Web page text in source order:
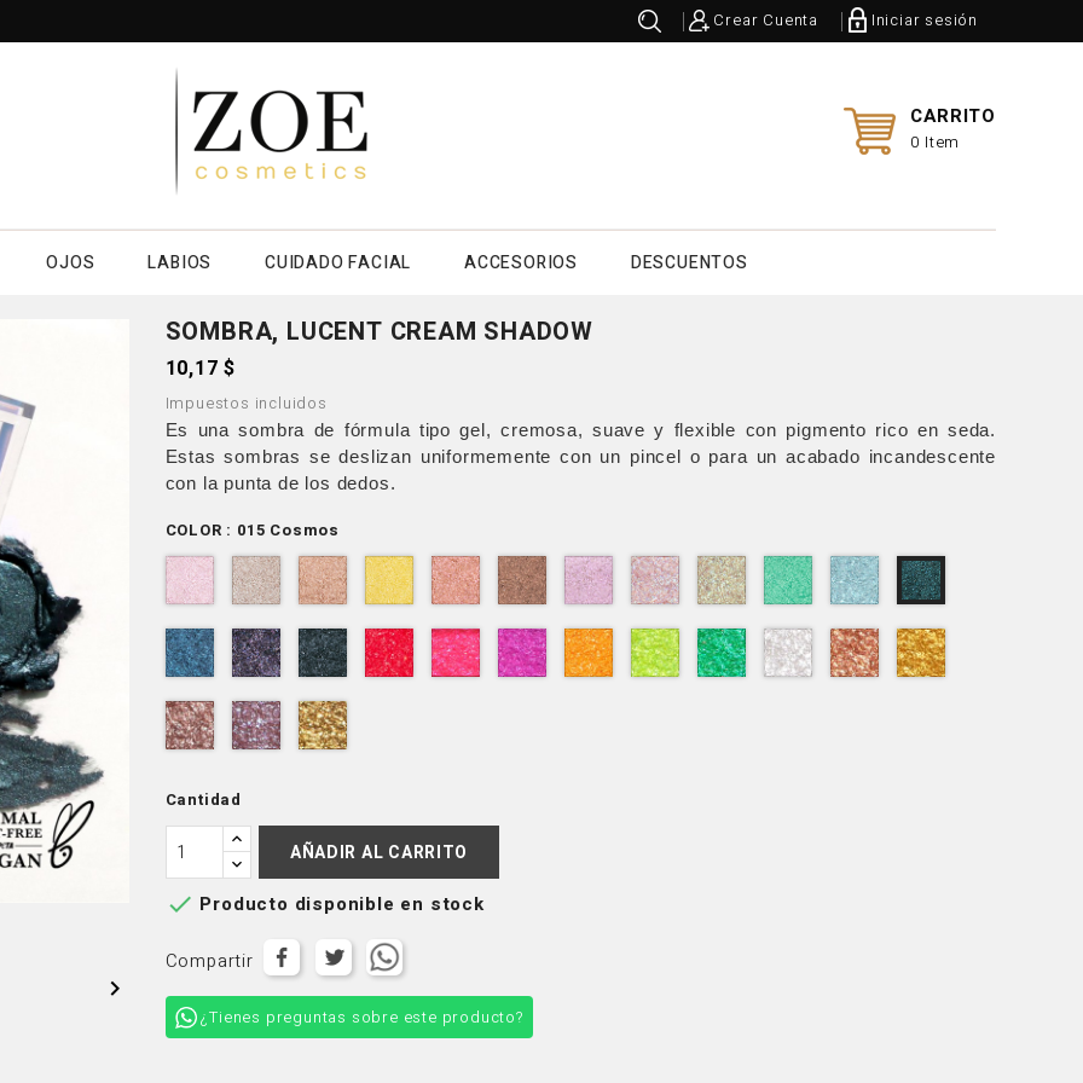
Crear Cuenta Iniciar sesión
CARRITO
0 Item
OJOS LABIOS CUIDADO FACIAL ACCESORIOS DESCUENTOS

SOMBRA, LUCENT CREAM SHADOW
10,17 $
Impuestos incluidos
Es una sombra de fórmula tipo gel, cremosa, suave y flexible con pigmento rico en seda.
Estas sombras se deslizan uniformemente con un pincel o para un acabado incandescente
con la punta de los dedos.
COLOR : 015 Cosmos
001
Milky
Way
002
Infinity
003
Comet
004
Luna
005
Venus
006
Mars
007
Pluto
010
Jupiter
011
Saturn
013
Andromeda
014
Neptune
015
Cosmos
016
Eclipse
017
Nimbus
018
Black
Hole
019
Vega
020
Supernova
021
Rigel
022
Stella
023
Aurora
024
Mercury
025
Starlight
026
Phoebe
027
Callisto
028
Orion
029
Alpha
030
Dawn
Cantidad
AÑADIR AL CARRITO
 Producto disponible en stock
Compartir
¿Tienes preguntas sobre este producto?